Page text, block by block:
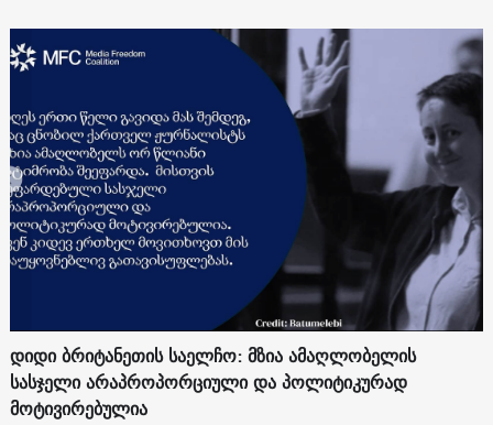
დიდი ბრიტანეთის საელჩო: მზია ამაღლობელის
სასჯელი არაპროპორციული და პოლიტიკურად
მოტივირებულია